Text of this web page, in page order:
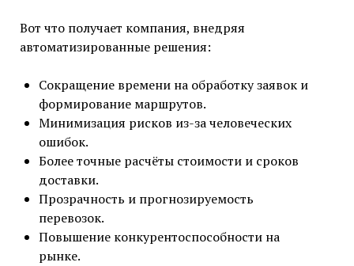
Вот что получает компания, внедряя
автоматизированные решения:
Сокращение времени на обработку заявок и
формирование маршрутов.
Минимизация рисков из-за человеческих
ошибок.
Более точные расчёты стоимости и сроков
доставки.
Прозрачность и прогнозируемость
перевозок.
Повышение конкурентоспособности на
рынке.